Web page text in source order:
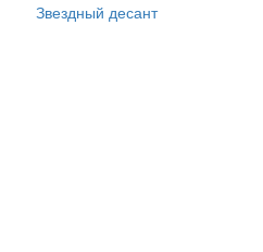
Звездный десант